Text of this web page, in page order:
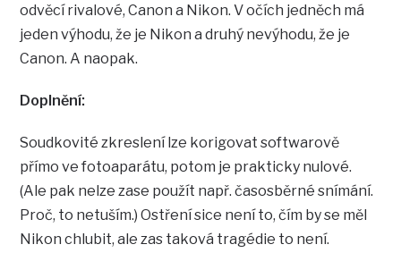
odvěcí rivalové, Canon a Nikon. V očích jedněch má
jeden výhodu, že je Nikon a druhý nevýhodu, že je
Canon. A naopak.
Doplnění:
Soudkovité zkreslení lze korigovat softwarově
přímo ve fotoaparátu, potom je prakticky nulové.
(Ale pak nelze zase použít např. časosběrné snímání.
Proč, to netuším.) Ostření sice není to, čím by se měl
Nikon chlubit, ale zas taková tragédie to není.